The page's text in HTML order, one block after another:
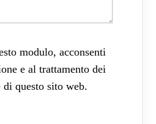
modulo, acconsenti
e al trattamento dei
questo sito web.